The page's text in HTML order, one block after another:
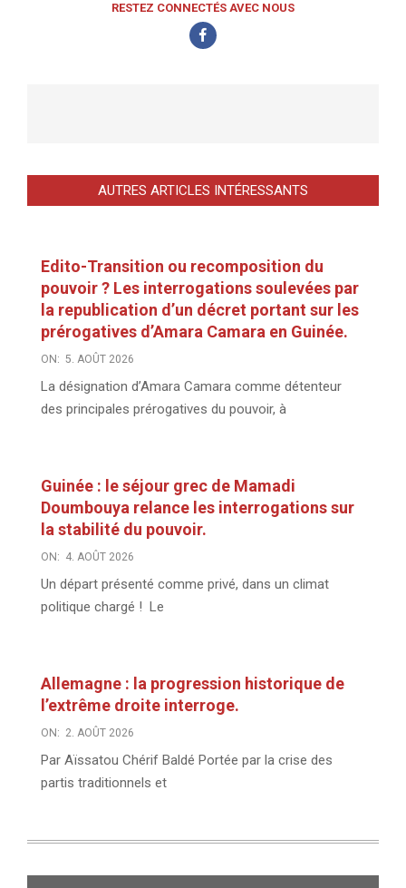
RESTEZ CONNECTÉS AVEC NOUS
AUTRES ARTICLES INTÉRESSANTS
Edito-Transition ou recomposition du
pouvoir ? Les interrogations soulevées par
la republication d’un décret portant sur les
prérogatives d’Amara Camara en Guinée.
ON: 5. AOÛT 2026
La désignation d’Amara Camara comme détenteur
des principales prérogatives du pouvoir, à
Guinée : le séjour grec de Mamadi
Doumbouya relance les interrogations sur
la stabilité du pouvoir.
ON: 4. AOÛT 2026
Un départ présenté comme privé, dans un climat
politique chargé ! Le
Allemagne : la progression historique de
l’extrême droite interroge.
ON: 2. AOÛT 2026
Par Aïssatou Chérif Baldé Portée par la crise des
partis traditionnels et